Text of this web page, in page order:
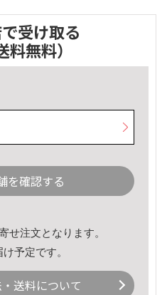
受け取る
料無料）
を確認する
せ注文となります。
予定です。
送料について